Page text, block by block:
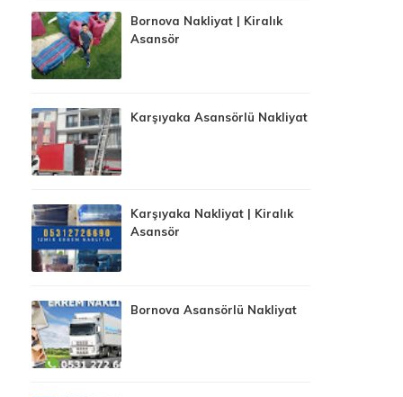
Bornova Nakliyat | Kiralık
Asansör
Karşıyaka Asansörlü Nakliyat
Karşıyaka Nakliyat | Kiralık
Asansör
Bornova Asansörlü Nakliyat